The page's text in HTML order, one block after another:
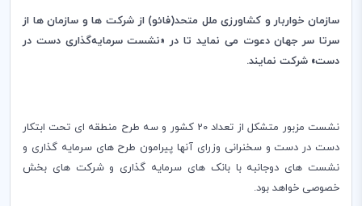
سازمان خواربار و کشاورزی ملل متحد(فائو) از شرکت ها و سازمان ها از
سرتا سر جهان دعوت می نماید تا در «نشست سرمایه‌گذاری دست در
دست» شرکت نمایند.
نشست مزبور متشکل از تعداد 20 کشور و سه طرح منطقه ای تحت ابتکار
دست در دست و سخنرانی وزرای آنها پیرامون طرح های سرمایه گذاری و
نشست های دوجانبه با بانک های سرمایه گذاری و شرکت های بخش
خصوصی خواهد بود.